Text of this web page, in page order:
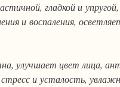
гладкой и упругой,
и воспаления,
улучшает цвет лица,
и усталость,